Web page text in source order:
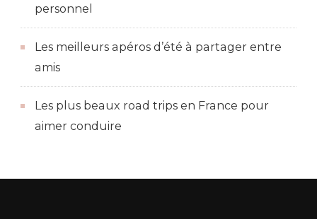
personnel
Les meilleurs apéros d’été à partager entre
amis
Les plus beaux road trips en France pour
aimer conduire